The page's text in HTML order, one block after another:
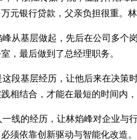
元银行贷款，父亲负担很重。
峰从基层做起，先后在公司多个
，最后做到了总经理职务。
这段基层经历，让他后来在决策
相结合，才能在最短的时间内
一线的经历，让林焰峰对企业与
须依靠创新驱动与智能化改造